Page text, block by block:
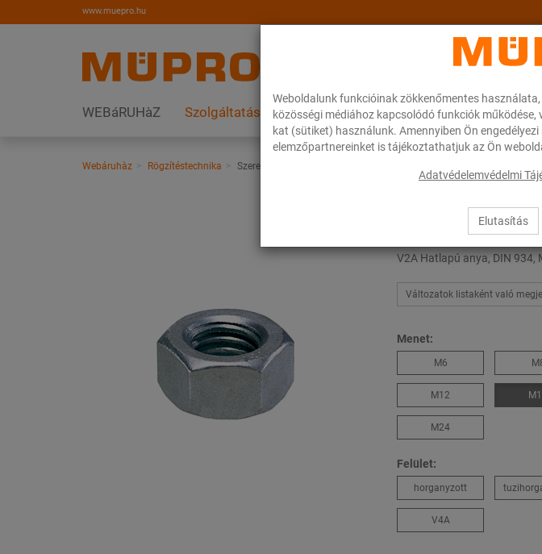
Weboldalunk funkcióinak zökkenőmentes
közösségi médiához kapcsolódó funkciók
kat (sütiket) használunk. Amennyiben Ön
elemzőpartnereinket is tájékoztathatjuk az Ön
Adatvédelemvédelmi
Elutasítás
www.muepro.hu
WEBáRUHàZ Szolgáltatások Megoldások A MÜPRO-ról
Webáruhàz Rögzítéstechnika Szerelési anyagok
Hatlapú anyák
V2A Hatlapú anya, DIN 934,
Változatok listaként való
Menet:
M6
M12
M24
Felület:
horganyzott
V4A